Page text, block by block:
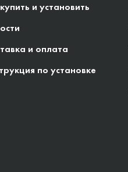
и установить
и оплата
по установке